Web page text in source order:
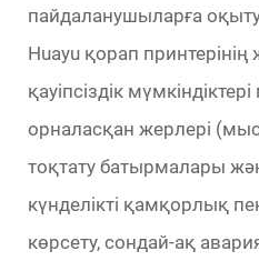
пайдаланушыларға
Huayu қорап принтерінің
қауіпсіздік
орналасқан жерлері
тоқтату батырмалары
күнделікті қамқорлық
көрсету, сондай-ақ